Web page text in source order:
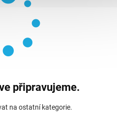
připravujeme.
na ostatní kategorie.